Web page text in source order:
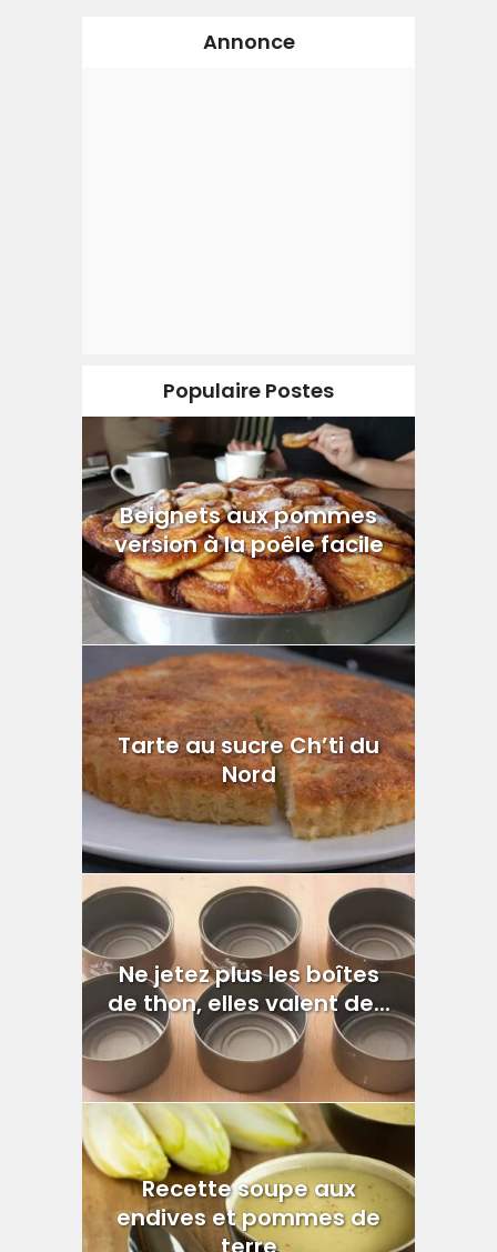
Annonce
Populaire Postes
Beignets aux pommes
version à la poêle facile
Tarte au sucre Ch’ti du
Nord
Ne jetez plus les boîtes
de thon, elles valent de...
Recette soupe aux
endives et pommes de